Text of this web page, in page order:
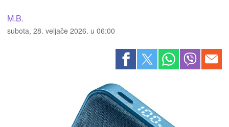
M.B.
subota, 28. veljače 2026. u 06:00